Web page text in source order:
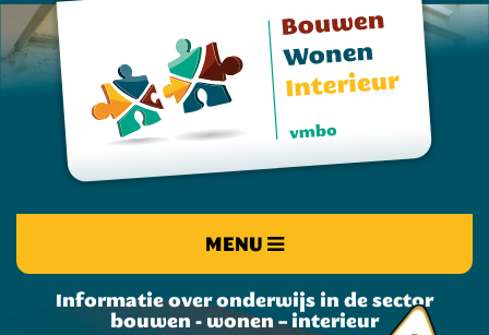
MENU
Informatie over onderwijs in de sector
bouwen - wonen – interieur